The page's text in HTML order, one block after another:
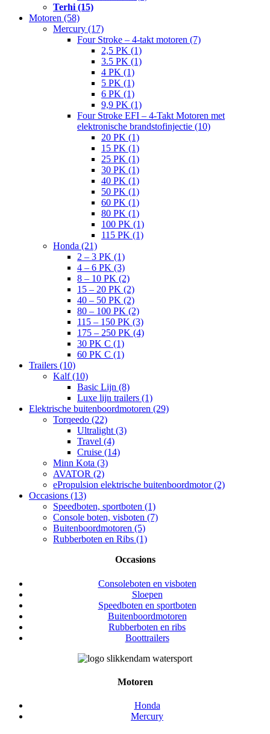
Terhi (15)
Motoren (58)
Mercury (17)
Four Stroke – 4-takt motoren (7)
2,5 PK (1)
3.5 PK (1)
4 PK (1)
5 PK (1)
6 PK (1)
9,9 PK (1)
Four Stroke EFI – 4-Takt Motoren met
elektronische brandstofinjectie (10)
20 PK (1)
15 PK (1)
25 PK (1)
30 PK (1)
40 PK (1)
50 PK (1)
60 PK (1)
80 PK (1)
100 PK (1)
115 PK (1)
Honda (21)
2 – 3 PK (1)
4 – 6 PK (3)
8 – 10 PK (2)
15 – 20 PK (2)
40 – 50 PK (2)
80 – 100 PK (2)
115 – 150 PK (3)
175 – 250 PK (4)
30 PK C (1)
60 PK C (1)
Trailers (10)
Kalf (10)
Basic Lijn (8)
Luxe lijn trailers (1)
Elektrische buitenboordmotoren (29)
Torqeedo (22)
Ultralight (3)
Travel (4)
Cruise (14)
Minn Kota (3)
AVATOR (2)
ePropulsion elektrische buitenboordmotor (2)
Occasions (13)
Speedboten, sportboten (1)
Console boten, visboten (7)
Buitenboordmotoren (5)
Rubberboten en Ribs (1)
Occasions
Consoleboten en visboten
Sloepen
Speedboten en sportboten
Buitenboordmotoren
Rubberboten en ribs
Boottrailers
Motoren
Honda
Mercury